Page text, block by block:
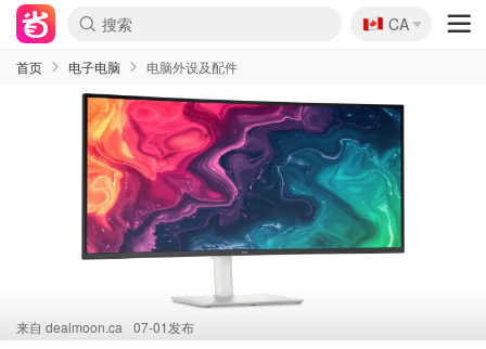
🇨🇦
CA
首页 电子电脑 电脑外设及配件
来自 dealmoon.ca 07-01发布